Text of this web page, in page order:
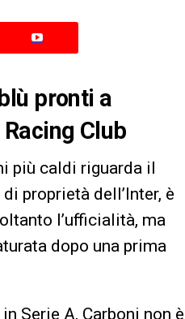
pronti a
Club
più caldi riguarda il
proprietà dell’Inter, è
l’ufficialità, ma
dopo una prima
Serie A, Carboni non è